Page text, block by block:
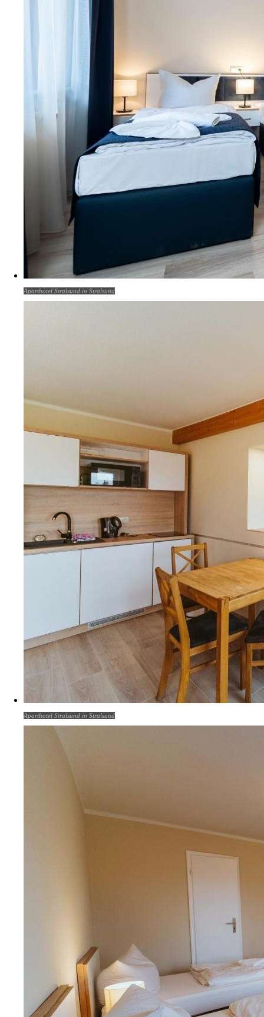
Aparthotel Stralsund in Stralsund
Aparthotel Stralsund in Stralsund